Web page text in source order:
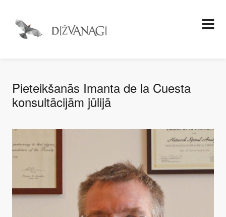
Pieteikšanās Imanta de la Cuesta
konsultācijām jūlijā